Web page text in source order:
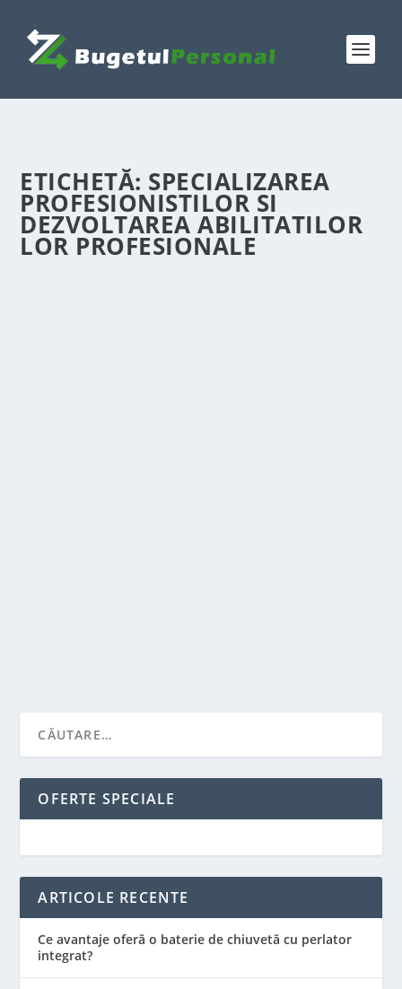
ETICHETĂ: SPECIALIZAREA
PROFESIONISTILOR SI
DEZVOLTAREA ABILITATILOR
LOR PROFESIONALE
OFERTE SPECIALE
ARTICOLE RECENTE
Ce avantaje oferă o baterie de chiuvetă cu perlator
integrat?